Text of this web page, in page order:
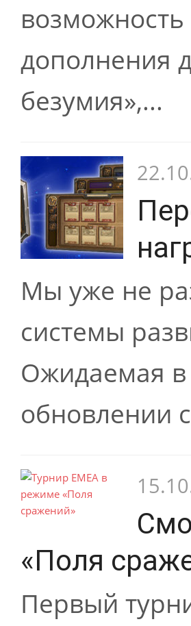
дополнения
безумия»,...
Мы уже не
системы
Ожидаемая
обновлении
«Поля
Первый